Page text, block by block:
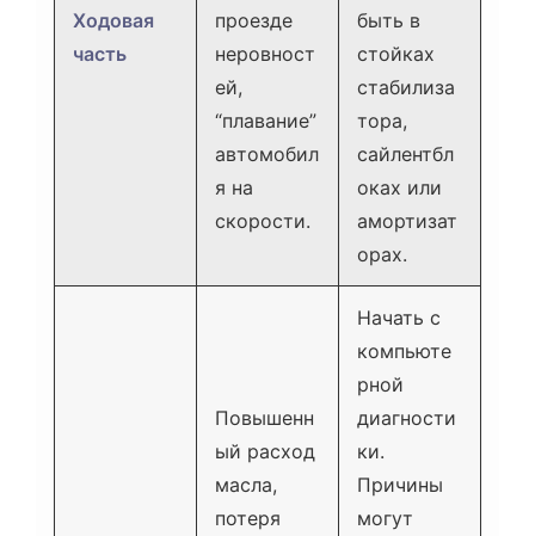
Ходовая
часть
проезде
неровност
ей,
“плавание”
автомобил
я на
скорости.
быть в
стойках
стабилиза
тора,
сайлентбл
оках или
амортизат
орах.
Повышенн
ый расход
масла,
потеря
Начать с
компьюте
рной
диагности
ки.
Причины
могут